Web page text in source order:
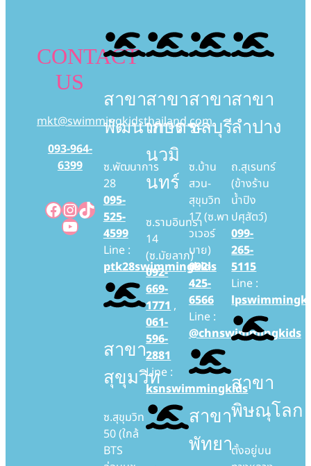
CONTACT
US
mkt@swimmingkidsthailand.com
093-964-
6399
Facebook
Instagram
TikTok
YouTube
สาขา
พัฒนาการ
ซ.พัฒนาการ
28
095-
525-
4599
Line :
ptk28swimmingkids
สาขา
สุขุมวิท
ซ.สุขุมวิท
50 (ใกล้
BTS
สาขา
เกษตร-
นวมิ
นทร์
ซ.รามอินทรา
14
(ซ.มัยลาภ)
092-
669-
1771,
061-
596-
2881
Line :
ksnswimmingkids
สาขา
ชลบุรี
ซ.บ้าน
สวน-
สุขุมวิท
17 (ซ.พา
วเวอร์
บาย)
092-
425-
6566
Line :
@chnswimmingkids
สาขา
พัทยา
สาขา
ลำปาง
ถ.สุเรนทร์
(ข้างร้าน
น้ำปิง
ปศุสัตว์)
099-
265-
5115
Line :
สาขา
พิษณุโลก
ตั้งอยู่บน